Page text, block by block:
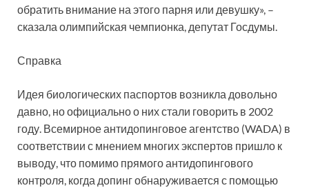
обратить внимание на этого парня или девушку», –
сказала олимпийская чемпионка, депутат Госдумы.
Справка
Идея биологических паспортов возникла довольно
давно, но официально о них стали говорить в 2002
году. Всемирное антидопинговое агентство (WADA) в
соответствии с мнением многих экспертов пришло к
выводу, что помимо прямого антидопингового
контроля, когда допинг обнаруживается с помощью